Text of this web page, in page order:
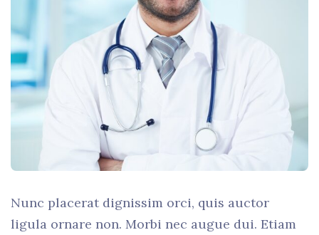
Nunc placerat dignissim orci, quis auctor
ligula ornare non. Morbi nec augue dui. Etiam